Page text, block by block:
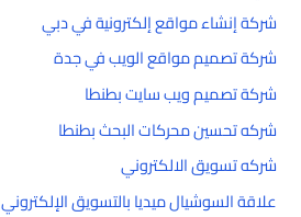
شركة إنشاء مواقع إلكترونية في دبي
شركة تصميم مواقع الويب في جدة
شركة تصميم ويب سايت بطنطا
شركه تحسين محركات البحث بطنطا
شركه تسويق الالكتروني
علاقة السوشيال ميديا بالتسويق الإلكتروني